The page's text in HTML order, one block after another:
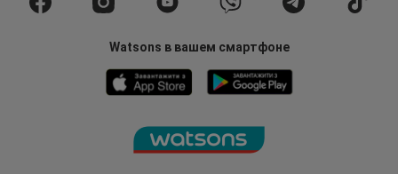
Watsons в вашем смартфоне